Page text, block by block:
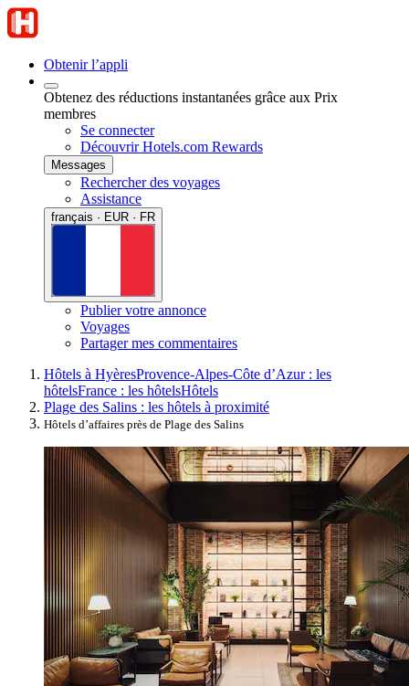
Obtenir l’appli
Obtenez des réductions instantanées grâce aux Prix
membres
Se connecter
Découvrir Hotels.com Rewards
Messages
Rechercher des voyages
Assistance
français · EUR · FR
Publier votre annonce
Voyages
Partager mes commentaires
Hôtels à HyèresProvence-Alpes-Côte d’Azur : les
hôtelsFrance : les hôtelsHôtels
Plage des Salins : les hôtels à proximité
Hôtels d’affaires près de Plage des Salins